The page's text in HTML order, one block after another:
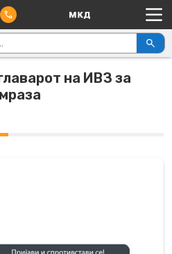
Main Navigation
за:
на ИВЗ за